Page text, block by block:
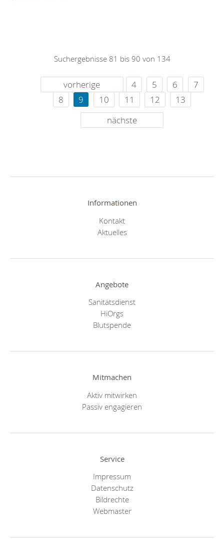
Suchergebnisse 81 bis 90 von 134
vorherige 4 5 6
7
8
9 10 11 12
13
nächste
Informationen
Kontakt
Aktuelles
Angebote
Sanitätsdienst
HiOrgs
Blutspende
Mitmachen
Aktiv mitwirken
Passiv engagieren
Service
Impressum
Datenschutz
Bildrechte
Webmaster